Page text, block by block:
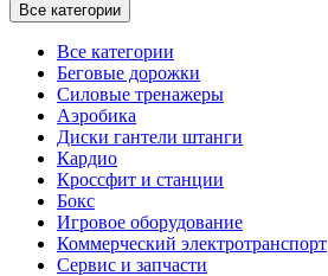
Все категории
Все категории
Беговые дорожки
Силовые тренажеры
Аэробика
Диски гантели штанги
Кардио
Кроссфит и станции
Бокс
Игровое оборудование
Коммерческий электротранспорт
Сервис и запчасти